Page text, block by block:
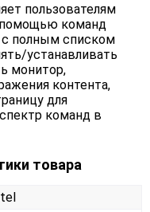
пользователям
команд
с полным списком
устанавливать
монитор,
контента,
для
команд в
товара